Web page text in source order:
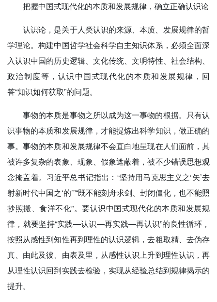
把握中国式现代化的本质和发展规律，确立正确认识论
认识论，是关于人类认识的来源、本质、发展规律的哲
学理论。构建中国哲学社会科学自主知识体系，必须全面深
入认识中国的历史逻辑、文化传统、文明特性、社会结构、
政治制度等，认识中国式现代化的本质和发展规律，回
答“知识如何获取”的问题。
事物的本质是事物之所以成为这一事物的根据。只有认
识事物的本质和发展规律，才能提炼出科学知识，做正确的
事。事物的本质和发展规律不会直白地呈现在人们面前，其
被许多复杂的表象、现象、假象遮蔽着，被不少错误思想观
念掩盖着。习近平总书记指出：“坚持用马克思主义之‘矢’去
射新时代中国之‘的’”“既不能刻舟求剑、封闭僵化，也不能照
抄照搬、食洋不化”。要认识中国式现代化的本质和发展规
律，就要坚持“实践—认识—再实践—再认识”的良性循环，
按照从感性到知性再到理性的认识逻辑，去粗取精、去伪存
真、由此及彼、由表及里，从感性认识上升到理性认识，再
从理性认识回到实践去检验，实现从经验总结到规律揭示的
提升。